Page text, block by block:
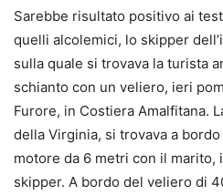
Sarebbe risultato positivo ai
quelli alcolemici, lo skipper
sulla quale si trovava la turista
schianto con un veliero, ieri
Furore, in Costiera Amalfitana.
della Virginia, si trovava a
motore da 6 metri con il marito,
skipper. A bordo del veliero di